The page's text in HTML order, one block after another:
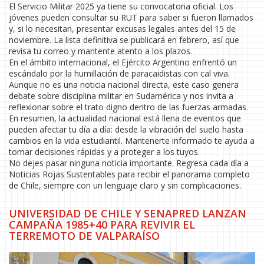
El Servicio Militar 2025 ya tiene su convocatoria oficial. Los
jóvenes pueden consultar su RUT para saber si fueron llamados
y, si lo necesitan, presentar excusas legales antes del 15 de
noviembre. La lista definitiva se publicará en febrero, así que
revisa tu correo y mantente atento a los plazos.
En el ámbito internacional, el Ejército Argentino enfrentó un
escándalo por la humillación de paracaidistas con cal viva.
Aunque no es una noticia nacional directa, este caso genera
debate sobre disciplina militar en Sudamérica y nos invita a
reflexionar sobre el trato digno dentro de las fuerzas armadas.
En resumen, la actualidad nacional está llena de eventos que
pueden afectar tu día a día: desde la vibración del suelo hasta
cambios en la vida estudiantil. Mantenerte informado te ayuda a
tomar decisiones rápidas y a proteger a los tuyos.
No dejes pasar ninguna noticia importante. Regresa cada día a
Noticias Rojas Sustentables para recibir el panorama completo
de Chile, siempre con un lenguaje claro y sin complicaciones.
UNIVERSIDAD DE CHILE Y SENAPRED LANZAN
CAMPAÑA 1985+40 PARA REVIVIR EL
TERREMOTO DE VALPARAÍSO